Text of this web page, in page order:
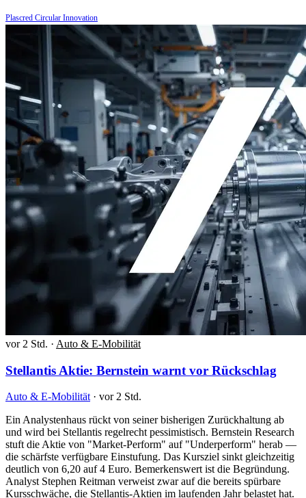
Plascred Circular Innovation
vor 2 Std. · Auto & E-Mobilität
Stellantis Aktie: Bernstein warnt vor Rückschlag
Auto & E-Mobilität · vor 2 Std.
Ein Analystenhaus rückt von seiner bisherigen Zurückhaltung ab
und wird bei Stellantis regelrecht pessimistisch. Bernstein Research
stuft die Aktie von "Market-Perform" auf "Underperform" herab —
die schärfste verfügbare Einstufung. Das Kursziel sinkt gleichzeitig
deutlich von 6,20 auf 4 Euro. Bemerkenswert ist die Begründung.
Analyst Stephen Reitman verweist zwar auf die bereits spürbare
Kursschwäche, die Stellantis-Aktien im laufenden Jahr belastet hat.